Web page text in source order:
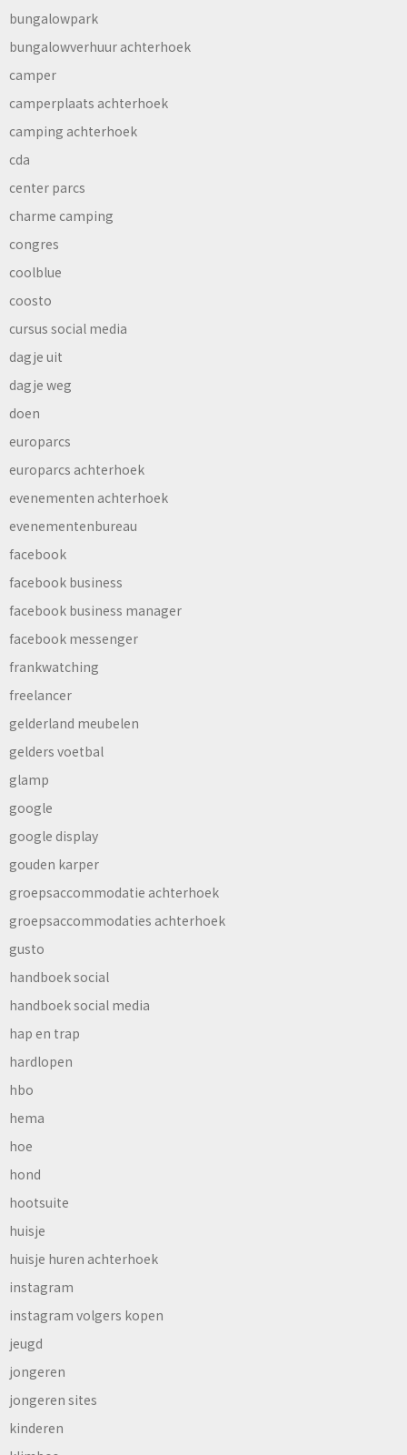
bungalowpark
bungalowverhuur achterhoek
camper
camperplaats achterhoek
camping achterhoek
cda
center parcs
charme camping
congres
coolblue
coosto
cursus social media
dagje uit
dagje weg
doen
europarcs
europarcs achterhoek
evenementen achterhoek
evenementenbureau
facebook
facebook business
facebook business manager
facebook messenger
frankwatching
freelancer
gelderland meubelen
gelders voetbal
glamp
google
google display
gouden karper
groepsaccommodatie achterhoek
groepsaccommodaties achterhoek
gusto
handboek social
handboek social media
hap en trap
hardlopen
hbo
hema
hoe
hond
hootsuite
huisje
huisje huren achterhoek
instagram
instagram volgers kopen
jeugd
jongeren
jongeren sites
kinderen